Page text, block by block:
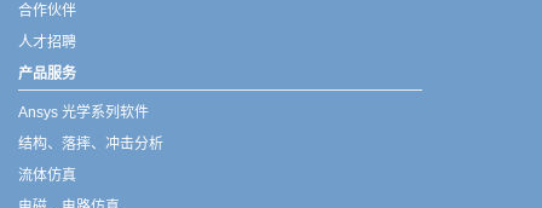
合作伙伴
人才招聘
产品服务
Ansys 光学系列软件
结构、落摔、冲击分析
流体仿真